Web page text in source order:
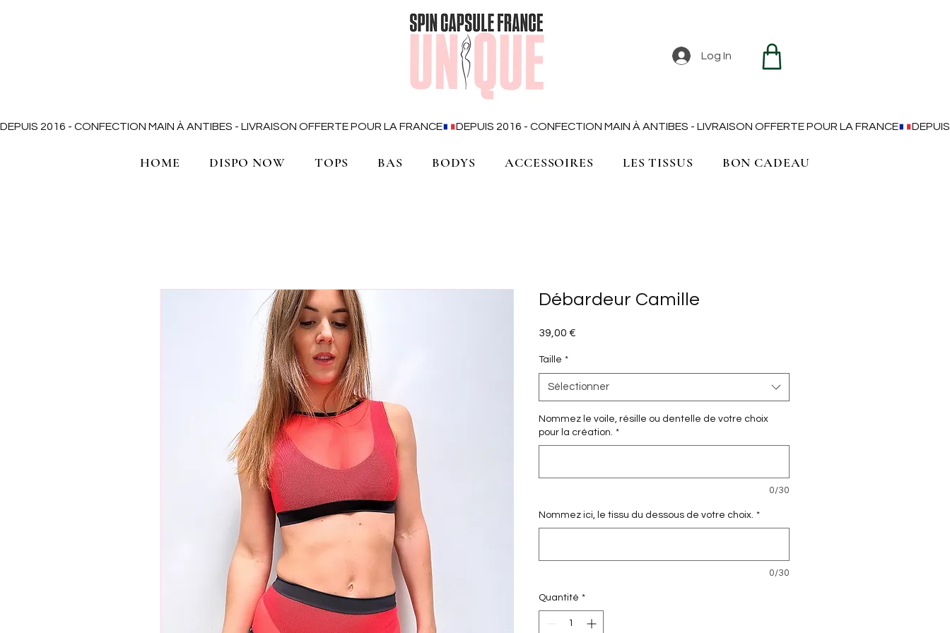
Log In
DEPUIS 2016 - CONFECTION MAIN À ANTIBES - LIVRAISON OFFERTE POUR LA FRANCE
HOME DISPO NOW TOPS BAS BODYS ACCESSOIRES LES TISSUS BON CADEAU
Débardeur Camille
39,00 €
Taille *
Sélectionner
Nommez le voile, résille ou dentelle de votre choix
pour la création. *
0/30
Nommez ici, le tissu du dessous de votre choix. *
0/30
Quantité *